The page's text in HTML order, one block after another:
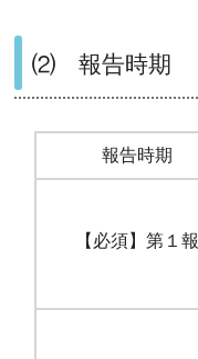
⑵ 報告時期
報告時期
【必須】第１報